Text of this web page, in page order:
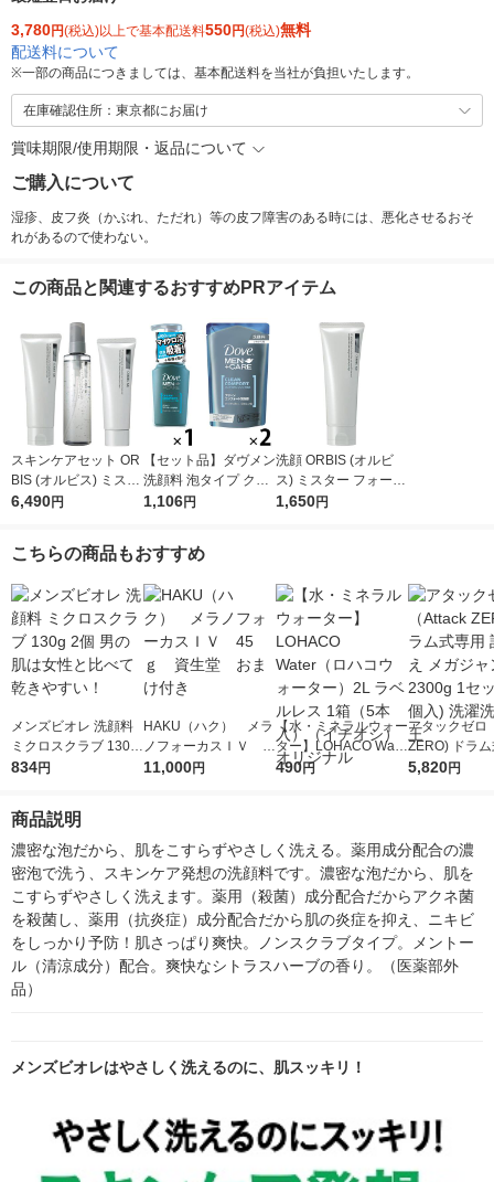
3,780円(税込)以上で基本配送料550円(税込)無料
配送料について
※一部の商品につきましては、基本配送料を当社が負担いたします。
在庫確認住所：東京都にお届け
賞味期限/使用期限・返品について
ご購入について
湿疹、皮フ炎（かぶれ、ただれ）等の皮フ障害のある時には、悪化させるおそ
れがあるので使わない。
この商品と関連するおすすめPRアイテム
スキンケアセット OR
BIS (オルビス) ミスタ
ー3ステップセット メ
6,490円
【セット品】ダヴメン
洗顔料 泡タイプ クリ
ーンコンフォート ポ
1,106円
洗顔 ORBIS (オルビ
ス) ミスター フォーミ
ングウォッシュ 120g
1,650円
こちらの商品もおすすめ
メンズビオレ 洗顔料
ミクロスクラブ 130g
2個 男の肌は女性と比
834円
HAKU（ハク） メラ
ノフォーカスＩＶ 4
5ｇ 資生堂 おまけ
11,000円
【水・ミネラルウォー
ター】LOHACO Wate
r（ロハコウォータ
490円
アタックゼロ
ZERO) ドラ
詰め替え メガ
5,820円
商品説明
濃密な泡だから、肌をこすらずやさしく洗える。薬用成分配合の濃
密泡で洗う、スキンケア発想の洗顔料です。濃密な泡だから、肌を
こすらずやさしく洗えます。薬用（殺菌）成分配合だからアクネ菌
を殺菌し、薬用（抗炎症）成分配合だから肌の炎症を抑え、ニキビ
をしっかり予防！肌さっぱり爽快。ノンスクラブタイプ。メントー
ル（清涼成分）配合。爽快なシトラスハーブの香り。（医薬部外
品）
メンズビオレはやさしく洗えるのに、肌スッキリ！